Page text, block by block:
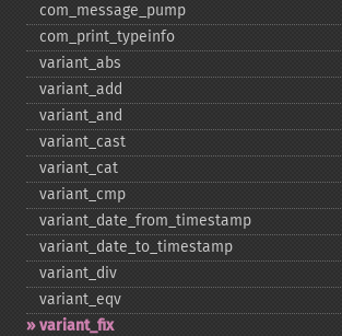
com_​message_​pump
com_​print_​typeinfo
variant_​abs
variant_​add
variant_​and
variant_​cast
variant_​cat
variant_​cmp
variant_​date_​from_​timestamp
variant_​date_​to_​timestamp
variant_​div
variant_​eqv
variant_​fix